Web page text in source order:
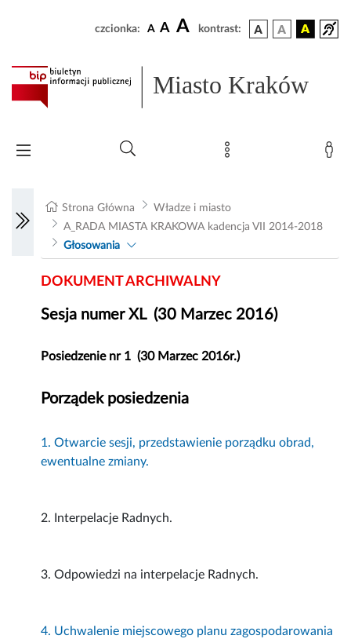
czcionka: A A A kontrast:
Miasto Kraków
Strona Główna
Władze i miasto
A_RADA MIASTA KRAKOWA kadencja VII 2014-2018
Głosowania
DOKUMENT ARCHIWALNY
Sesja numer XL (30 Marzec 2016)
Posiedzenie nr 1 (30 Marzec 2016r.)
Porządek posiedzenia
1. Otwarcie sesji, przedstawienie porządku obrad,
ewentualne zmiany.
2. Interpelacje Radnych.
3. Odpowiedzi na interpelacje Radnych.
4. Uchwalenie miejscowego planu zagospodarowania